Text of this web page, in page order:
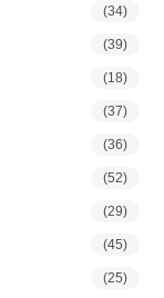
(34)
(39)
(18)
(37)
(36)
(52)
(29)
(45)
(25)